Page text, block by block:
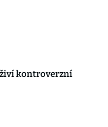
kontroverzní